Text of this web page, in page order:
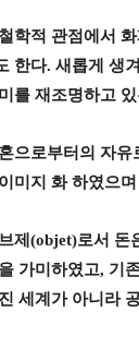
학적 관점에서
한다. 새롭게 생
를 재조명하고
으로부터의 자
미지 화 하였으
제 (objet)로서 돈
가미하였고, 기
세계가 아니라